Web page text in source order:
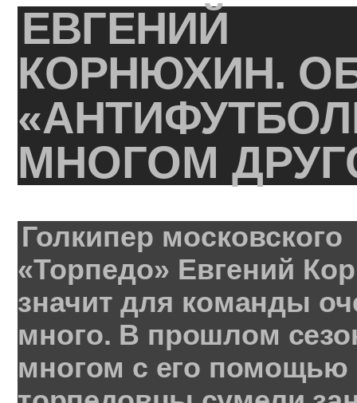
ЕВГЕНИЙ
КОРНЮХИН.
МНОГОМ
Голкипер московского
«Торпедо» Евгений
значит для команды
много. В прошлом
многом с его помощью